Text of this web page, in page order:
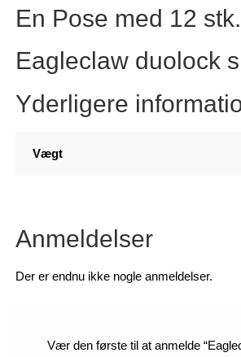
En Pose med 12 stk.
Eagleclaw duolock
Yderligere
Vægt
Anmeldelser
Der er endnu ikke nogle anmeldelser.
Vær den første til at anmelde